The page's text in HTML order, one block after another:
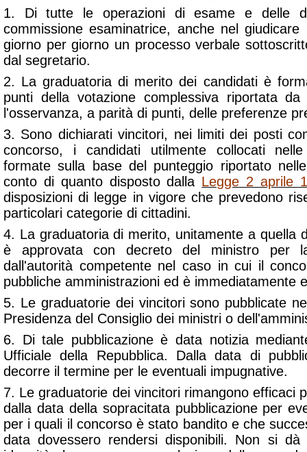
1. Di tutte le operazioni di esame e delle
commissione esaminatrice, anche nel
giorno per giorno un processo verbale
dal segretario.
2. La graduatoria di merito dei candidati è
punti della votazione complessiva riportata
l'osservanza, a parità di punti, delle preferenze
3. Sono dichiarati vincitori, nei limiti dei posti
concorso, i candidati utilmente collocati
formate sulla base del punteggio riportato
conto di quanto disposto dalla Legge 2 aprile
disposizioni di legge in vigore che prevedono
particolari categorie di cittadini.
4. La graduatoria di merito, unitamente a quella
è approvata con decreto del ministro per
dall'autorità competente nel caso in cui il
pubbliche amministrazioni ed è immediatamente
5. Le graduatorie dei vincitori sono pubblicate
Presidenza del Consiglio dei ministri o
6. Di tale pubblicazione è data notizia
Ufficiale della Repubblica. Dalla data di
decorre il termine per le eventuali impugnative.
7. Le graduatorie dei vincitori rimangono efficaci
dalla data della sopracitata pubblicazione per
per i quali il concorso è stato bandito e che
data dovessero rendersi disponibili. Non si